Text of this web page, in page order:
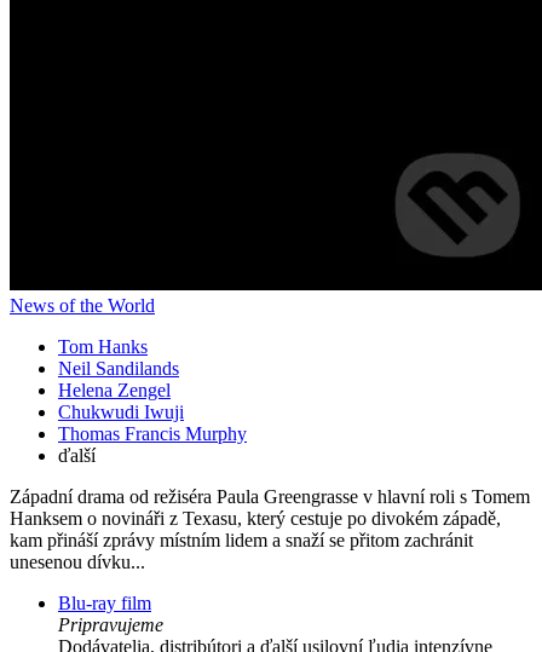
News of the World
Tom Hanks
Neil Sandilands
Helena Zengel
Chukwudi Iwuji
Thomas Francis Murphy
ďalší
Západní drama od režiséra Paula Greengrasse v hlavní roli s Tomem
Hanksem o novináři z Texasu, který cestuje po divokém západě,
kam přináší zprávy místním lidem a snaží se přitom zachránit
unesenou dívku...
Blu-ray film
Pripravujeme
Dodávatelia, distribútori a ďalší usilovní ľudia intenzívne